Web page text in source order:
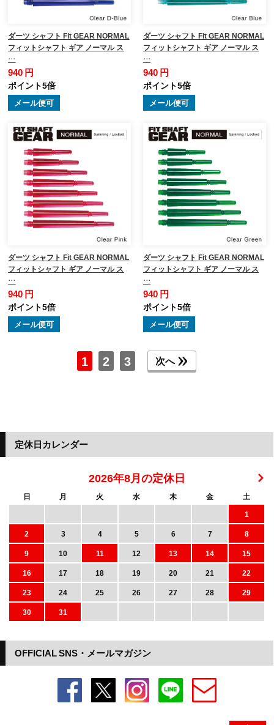
ダーツ シャフト Fit GEAR NORMAL
フィットシャフト ギア ノーマル ス
…
940 円
ポイント5倍
メール便可
ダーツ シャフト Fit GEAR NORMAL
フィットシャフト ギア ノーマル ス
…
940 円
ポイント5倍
メール便可
ダーツ シャフト Fit GEAR NORMAL
フィットシャフト ギア ノーマル ス
…
940 円
ポイント5倍
メール便可
ダーツ シャフト Fit GEAR NORMAL
フィットシャフト ギア ノーマル ス
…
940 円
ポイント5倍
メール便可
1 2 3 次へ
OFFICIAL SNS・メールマガジン
定休日カレンダー
2026年8月の定休日
日 月 火 水 木 金
土
1
2
3 4 5 6 7
8
9
10 11 12 13 14
15
16
17 18 19 20 21
22
23
24 25 26 27 28
29
30
31